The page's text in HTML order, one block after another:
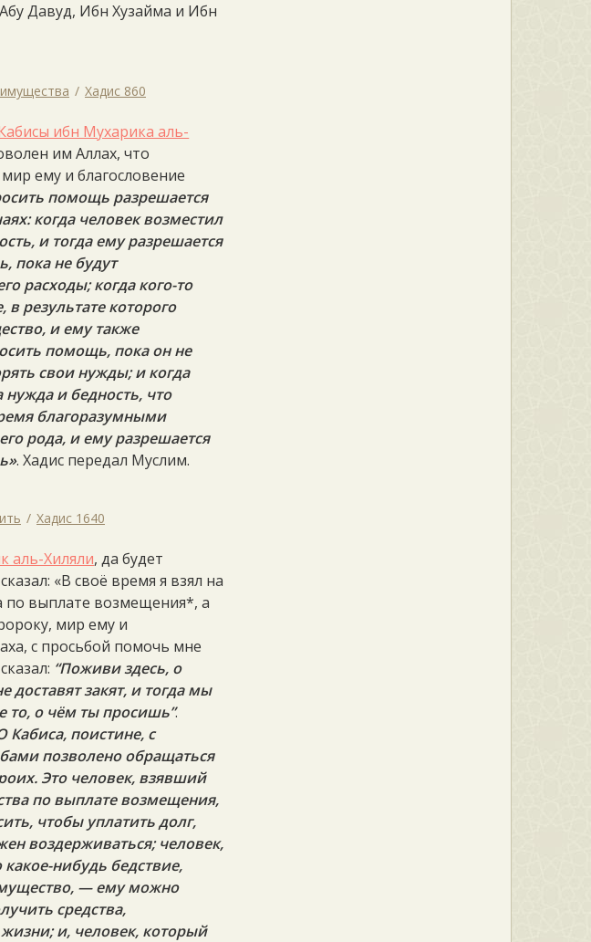
Давуд, Ибн Хузайма и Ибн
Хадис 860
ибн Мухарика аль-
им Аллах, что
ему и благословение
помощь разрешается
когда человек возместил
и тогда ему разрешается
пока не будут
расходы; когда кого-то
в результате которого
и ему также
помощь, пока он не
свои нужды; и когда
нужда и бедность, что
благоразумными
рода, и ему разрешается
. Хадис передал Муслим.
Хадис 1640
аль-Хиляли, да будет
«В своё время я взял на
по выплате возмещения*, а
мир ему и
с просьбой помочь мне
“Поживи здесь, о
доставят закят, и тогда мы
то, о чём ты просишь”.
Кабиса, поистине, с
позволено обращаться
Это человек, взявший
по выплате возмещения,
чтобы уплатить долг,
воздерживаться; человек,
какое-нибудь бедствие,
— ему можно
средства,
и, человек, который